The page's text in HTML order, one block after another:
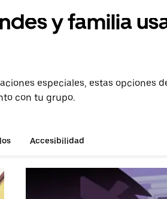
y familia
especiales, estas opciones
con tu grupo.
Accesibilidad